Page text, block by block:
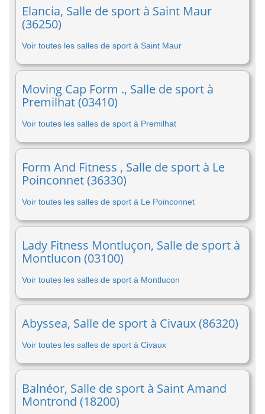
Elancia, Salle de sport à Saint Maur
(36250)
Voir toutes les salles de sport à Saint Maur
Moving Cap Form ., Salle de sport à
Premilhat (03410)
Voir toutes les salles de sport à Premilhat
Form And Fitness , Salle de sport à Le
Poinconnet (36330)
Voir toutes les salles de sport à Le Poinconnet
Lady Fitness Montluçon, Salle de sport à
Montlucon (03100)
Voir toutes les salles de sport à Montlucon
Abyssea, Salle de sport à Civaux (86320)
Voir toutes les salles de sport à Civaux
Balnéor, Salle de sport à Saint Amand
Montrond (18200)